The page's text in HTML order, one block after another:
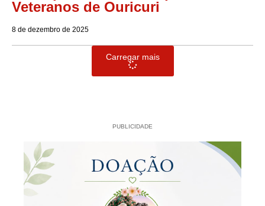
Veteranos de Ouricuri
8 de dezembro de 2025
Carregar mais
PUBLICIDADE